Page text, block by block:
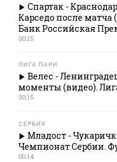
Спартак -
Карседо после матча
Банк Российская
00:15
ЛИГА ПАРИ
Велес -
моменты (видео).
00:15
СЕРБИЯ
Младост -
Чемпионат Сербии.
00:14